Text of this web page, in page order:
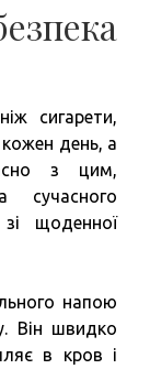
сигарети,
день, а
з цим,
сучасного
щоденної
напою
Він швидко
в кров і